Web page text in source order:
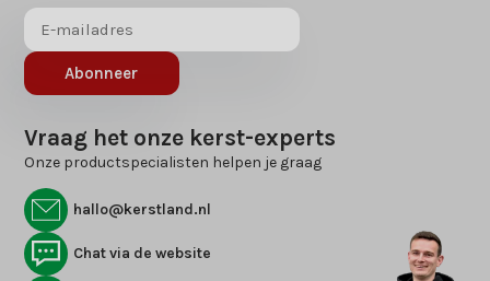
Abonneer
Vraag het onze kerst-experts
Onze productspecialisten helpen je graag
hallo@kerstland.nl
Chat via de website